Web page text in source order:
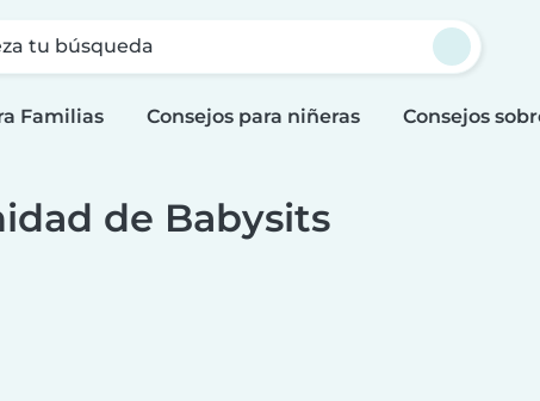
tu búsqueda
Familias Consejos para niñeras Consejos
de Babysits